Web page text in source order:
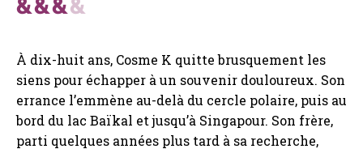
À dix-huit ans, Cosme K quitte brusquement les
siens pour échapper à un souvenir douloureux. Son
errance l’emmène au-delà du cercle polaire, puis au
bord du lac Baïkal et jusqu’à Singapour. Son frère,
parti quelques années plus tard à sa recherche,